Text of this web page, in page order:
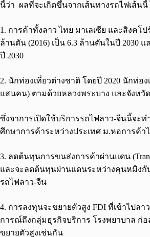
นี้ว่า ผลที่จะเกิดขึ้นจากเส้นทางรถไฟเส้น
1. การค้าทั้งลาว ไทย มาเลเซีย และสิงคโ
ล้านตัน (2016) เป็น 6.3 ล้านตันในปี 2030
ปี 2030
2. นักท่องเที่ยวต่างชาติ โดยปี 2020 นักท่อ
แสนคน) ตามด้วยหลวงพระบาง และจังหวั
ซึ่งจาการเปิดใช้บริการรถไฟลาว-จีนนี้จะท
ศึกษาการค้าระหว่างประเทศ ม.หอการค้า
3. ลดต้นทุนการขนส่งการค้าผ่านแดน
และจะลดต้นทุนผ่านแดนระหว่างคุนหมิงกั
รถไฟลาว-จีน
4. การลงทุนจะขยายตัวสูง FDI ที่เข้าไปล
การณ์ถึงกลุ่มธุรกิจบริการ โรงพยาบาล ก่
ขยายตัวสูงเช่นกัน